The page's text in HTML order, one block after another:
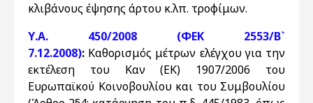
κλιβάνους έψησης άρτου κ.λπ. τροφίμων.
Υ.Α. 450/2008 (ΦΕΚ 2553/Β`
7.12.2008): Καθορισμός μέτρων ελέγχου για την
εκτέλεση του Καν (ΕΚ) 1907/2006 του
Ευρωπαϊκού Κοινοβουλίου και του Συμβουλίου